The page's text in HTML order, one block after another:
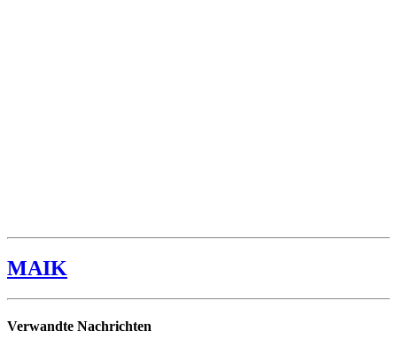
MAIK
Verwandte Nachrichten